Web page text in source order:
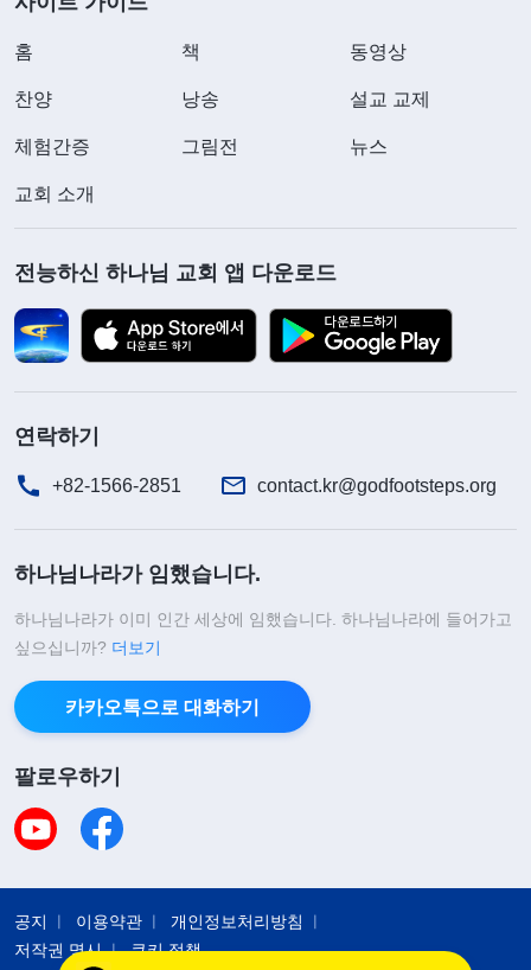
아들일 수 없을 때는 속으로 가책을 느끼며 ‘나는 제
대로 된 피조물이 되지 못했어. 어째서 순종하지 못
수록 이 측면의 진리를 더 잘 깨닫고 명백히 알게 될
것이다.』
람이 하나님을 대할 때 갖춰야 할 태도＞ 중에서)이전에는
욥의 체험을 자주 보았지만 그저 하나의 이야기로만
여겼습니다. 오늘 욥이 그토록 큰 시련 속에서도 입
술로 범죄하지 않았던 것을 다시 곱씹어 보며 그의
순종에 마음속으로 감탄했습니다. 욥은 산을 가득 메
운 소와 양을 잃고, 막대한 재산과 자녀들을 잃었으
지 않았습니다. 그는 하나님이 창조주이시므로 하나
님이 어떻게 하시든 사람은 마땅히 순종해야 하며,
이것이 피조물이 가져야 할 이성임을 알았던 것입니
다. 하나님이 복을 주신다고 기뻐하고, 거두어 가신
다고 원망한다면 그것은 잘못된 위치에 선 것이기 때
문입니다. 그래서 욥은 “우리가 하나님께 복을 받았
은즉 화도 받지 아니하겠느뇨?”라고 말할 수 있었던
것입니다. 욥은 하나님이 하시는 일은 다 좋다고 여
겼고, 비록 이해하지 못해도 순종할 수 있었습니다.
욥이 겪은 시련에 비하면 제가 겪은 아무것도 아니었
저는 날마다 ’하나님은 일체를 주재하고 장관하시니,
하나님의 주재와 안배에 순종해야 한다’고 외쳤지만,
홈 책 동영상
찬양 낭송 설교 교제
체험간증 그림전 뉴스
교회 소개
전능하신 하나님 교회 앱 다운로드
연락하기
+82-1566-2851 contact.kr@godfootsteps.org
하나님나라가 임했습니다.
하나님나라가 이미 인간 세상에 임했습니다. 하나님나라에 들어가고
싶으십니까? 더보기
카카오톡으로 대화하기
팔로우하기
공지 이용약관
개인정보처리방침
저작권 명시
쿠키 정책